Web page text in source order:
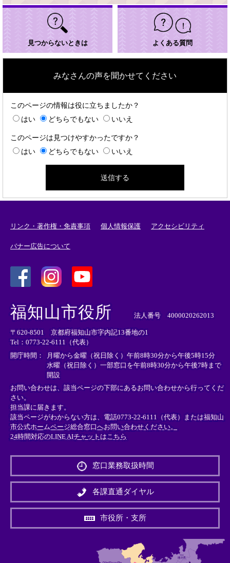
見つからないときは よくある質問
みなさんの声を聞かせてください
このページの情報は役に立ちましたか？
はい
どちらでもない いいえ
このページは見つけやすかったですか？
はい
どちらでもない いいえ
リンク・著作権・免責事項 個人情報保護 アクセシビリティ
バナー広告について
外
部
リ
ン
ク
＞
外
リ
ン
ク
＞
外
部
ン
ク
＞
福知山市役所 法人番号 4000020262013
〒620-8501 京都府福知山市字内記13番地の1
Tel：0773-22-6111（代表）
開庁時間：
月曜から金曜（祝日除く）午前8時30分から午後5時15分
水曜（祝日除く）一部窓口を午前8時30分から午後7時まで
開設
お問い合わせは、該当ページの下部にあるお問い合わせから行ってくだ
さい。
担当課に届きます。
該当ページがわからない方は、電話0773-22-6111（代表）または福知山
市公式ホームページ総合窓口へお問い合わせください。
24時間対応のLINE AIチャットはこちら
外
リ
ン
＞
窓口業務取扱時間
各課直通ダイヤル
市役所・支所